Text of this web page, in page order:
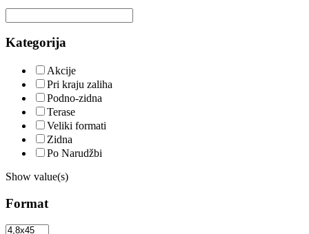
Kategorija
Akcije
Pri kraju zaliha
Podno-zidna
Terase
Veliki formati
Zidna
Po Narudžbi
Show value(s)
Format